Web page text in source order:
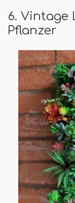
6. Vintage
Pflanzer